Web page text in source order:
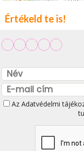
Értékeld te is!
Az Adatvédelmi